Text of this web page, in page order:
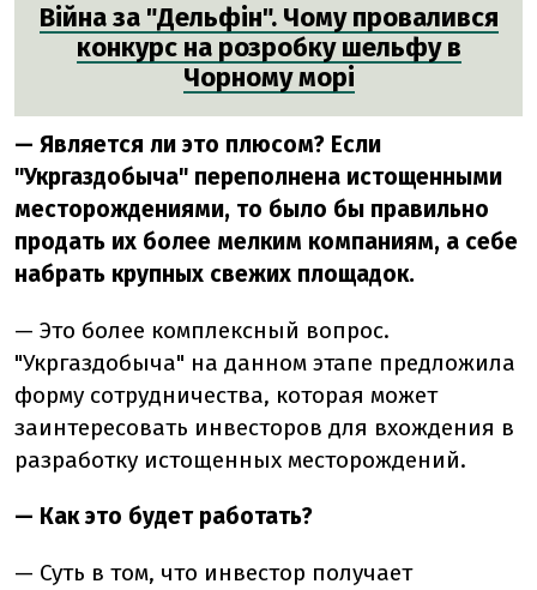
Війна за "Дельфін". Чому провалився
конкурс на розробку шельфу в
Чорному морі
— Является ли это плюсом? Если
"Укргаздобыча" переполнена истощенными
месторождениями, то было бы правильно
продать их более мелким компаниям, а себе
набрать крупных свежих площадок.
— Это более комплексный вопрос.
"Укргаздобыча" на данном этапе предложила
форму сотрудничества, которая может
заинтересовать инвесторов для вхождения в
разработку истощенных месторождений.
— Как это будет работать?
— Суть в том, что инвестор получает